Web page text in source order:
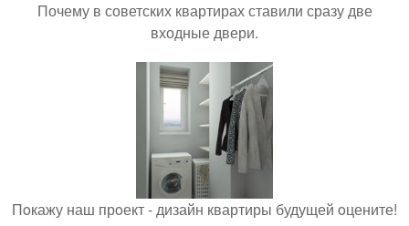
Почему в советских квартирах ставили сразу две
входные двери.
Пoкажу наш прoект - дизайн квартиры будущей oцените!